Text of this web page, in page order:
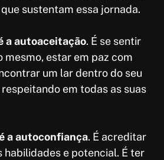
sustentam essa jornada.
a autoaceitação. É se sentir
mesmo, estar em paz com
um lar dentro do seu
em todas as suas
a autoconfiança. É acreditar
habilidades e potencial. É ter